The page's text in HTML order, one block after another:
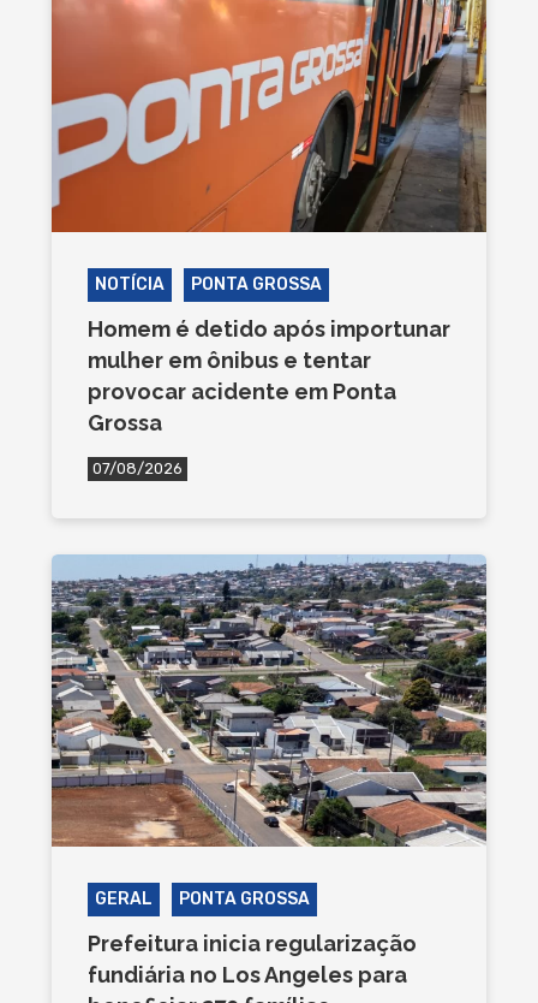
NOTÍCIA PONTA GROSSA
Homem é detido após importunar
mulher em ônibus e tentar
provocar acidente em Ponta
Grossa
07/08/2026
GERAL PONTA GROSSA
Prefeitura inicia regularização
fundiária no Los Angeles para